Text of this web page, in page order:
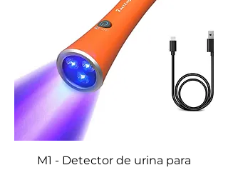
M1 - Detector de urina para